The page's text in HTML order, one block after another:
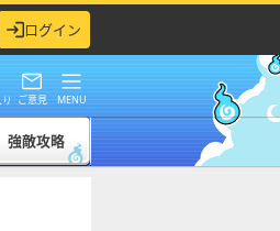
ログイン
ご意見 MENU
強敵攻略